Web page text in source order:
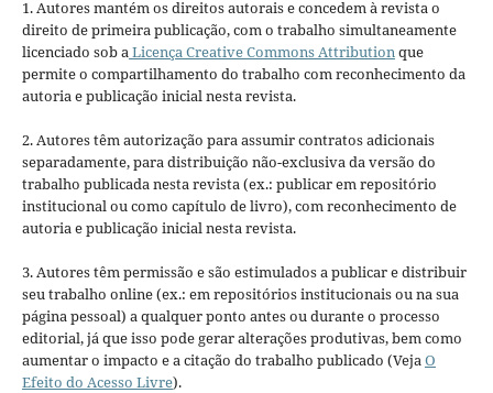
1. Autores mantém os direitos autorais e concedem à revista o
direito de primeira publicação, com o trabalho simultaneamente
licenciado sob aLicença Creative Commons Attributionque
permite o compartilhamento do trabalho com reconhecimento da
autoria e publicação inicial nesta revista.
2. Autores têm autorização para assumir contratos adicionais
separadamente, para distribuição não-exclusiva da versão do
trabalho publicada nesta revista (ex.: publicar em repositório
institucional ou como capítulo de livro), com reconhecimento de
autoria e publicação inicial nesta revista.
3. Autores têm permissão e são estimulados a publicar e distribuir
seu trabalho online (ex.: em repositórios institucionais ou na sua
página pessoal) a qualquer ponto antes ou durante o processo
editorial, já que isso pode gerar alterações produtivas, bem como
aumentar o impacto e a citação do trabalho publicado (VejaO
Efeito do Acesso Livre).